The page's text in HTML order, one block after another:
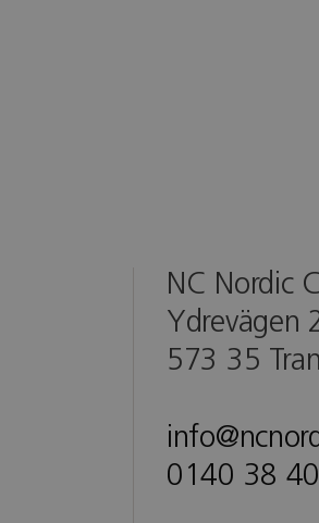
NC Nordic
Ydrevägen
573 35
0140 38